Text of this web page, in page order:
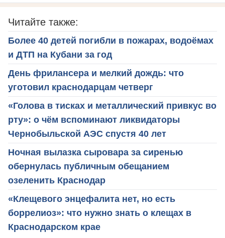
Читайте также:
Более 40 детей погибли в пожарах, водоёмах
и ДТП на Кубани за год
День фрилансера и мелкий дождь: что
уготовил краснодарцам четверг
«Голова в тисках и металлический привкус во
рту»: о чём вспоминают ликвидаторы
Чернобыльской АЭС спустя 40 лет
Ночная вылазка сыровара за сиренью
обернулась публичным обещанием
озеленить Краснодар
«Клещевого энцефалита нет, но есть
боррелиоз»: что нужно знать о клещах в
Краснодарском крае